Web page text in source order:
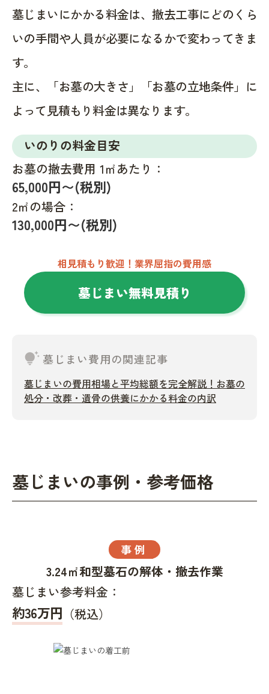
墓じまいにかかる料金は、撤去工事にどのくら
いの手間や人員が必要になるかで変わってきま
す。
主に、「お墓の大きさ」「お墓の立地条件」に
よって見積もり料金は異なります。
いのりの料金目安
お墓の撤去費用 1㎡あたり：
65,000円〜(税別)
2㎡の場合：
130,000円〜(税別)
相見積もり歓迎！業界屈指の費用感
墓じまい無料見積り
tips_and_updates墓じまい費用の関連記事
墓じまいの費用相場と平均総額を完全解説！お墓の
処分・改葬・遺骨の供養にかかる料金の内訳
墓じまいの事例・参考価格
事例
3.24㎡和型墓石の解体・撤去作業
墓じまい参考料金：
約36万円 （税込）